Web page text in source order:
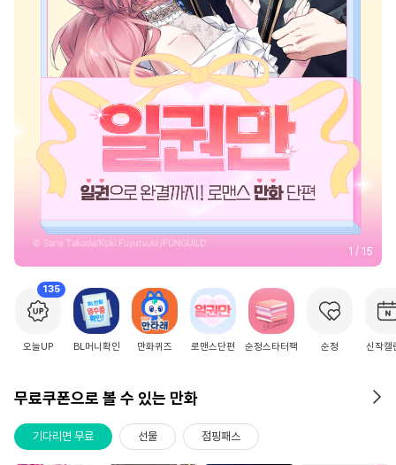
2 / 15
135
오늘UP BL머니확인 만화퀴즈 로맨스단편 순정스타터팩 순정 신작캘
무료쿠폰으로 볼 수 있는 만화
기다리면 무료 선물 점핑패스